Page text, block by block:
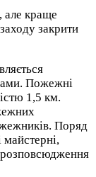
але краще
закрити
Пожежні
1,5 км.
Поряд